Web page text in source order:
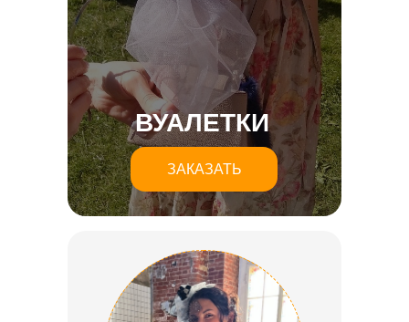
ВУАЛЕТКИ
ЗАКАЗАТЬ